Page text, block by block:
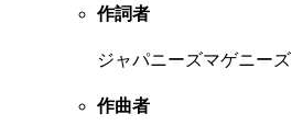
作詞者
ジャパニーズマゲニーズ
作曲者